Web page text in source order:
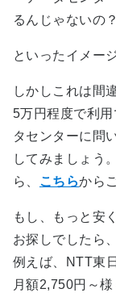
るんじゃないの？
といったイメー
しかしこれは間
5万円程度で利
タセンターに問
してみましょう
ら、 こちらから
もし、もっと安
お探しでしたら
例えば、NTT東
月額2,750円～